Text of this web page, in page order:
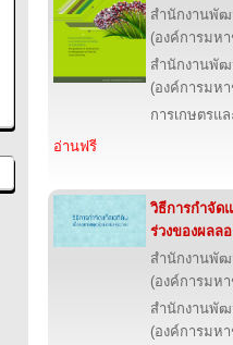
สำนักงานพัฒ
(องค์การมห
สำนักงานพัฒ
(องค์การมห
การเกษตรแ
อ่านฟรี
วิธีการกำจัด
ร่วงของผลล
สำนักงานพัฒ
(องค์การมห
สำนักงานพัฒ
(องค์การมห